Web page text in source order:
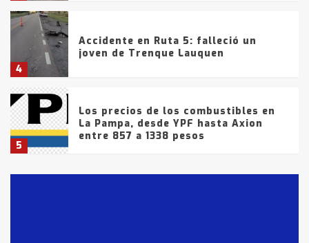
4
Accidente en Ruta 5: falleció un
joven de Trenque Lauquen
5
Los precios de los combustibles en
La Pampa, desde YPF hasta Axion
entre 857 a 1338 pesos